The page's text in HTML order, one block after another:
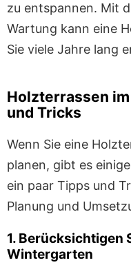
zu entspannen. Mit
Wartung kann eine
Sie viele Jahre lang
Holzterrassen
und Tricks
Wenn Sie eine
planen, gibt es
ein paar Tipps und
Planung und
1. Berücksichtigen
Wintergarten